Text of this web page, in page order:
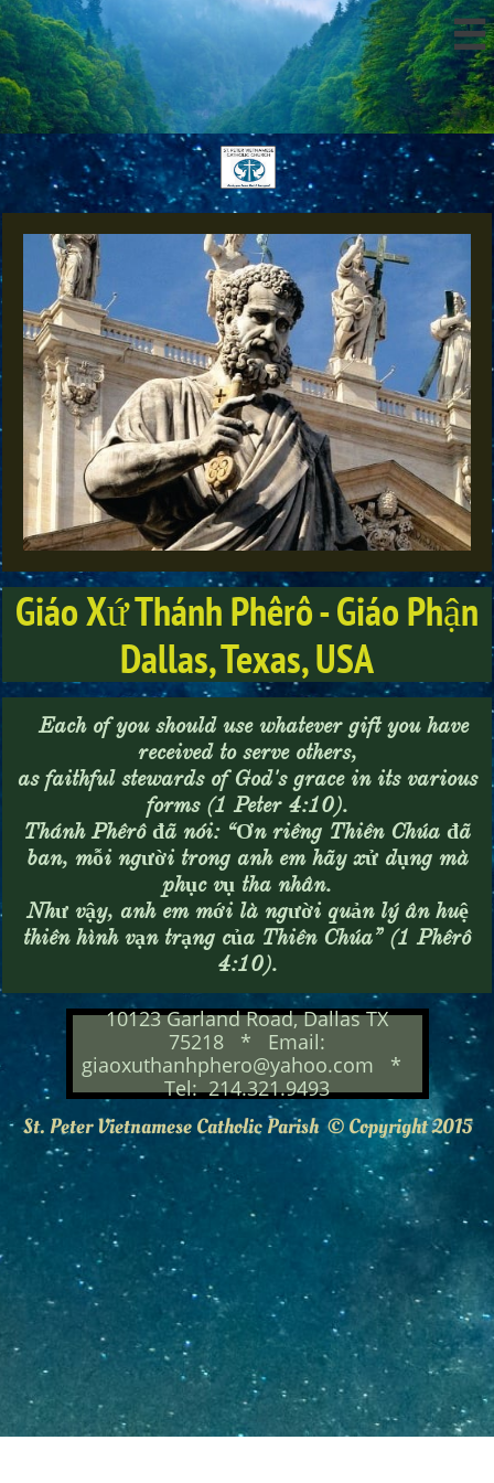

Giáo Xứ Thánh Phêrô - Giáo Phận
Dallas, Texas, USA
Each of you should use whatever gift you have
received to serve others,
as faithful stewards of God's grace in its various
forms (1 Peter 4:10).
Thánh Phêrô đã nói: “Ơn riêng Thiên Chúa đã
ban, mỗi người trong anh em hãy xử dụng mà
phục vụ tha nhân.
Như vậy, anh em mới là người quản lý ân huệ
thiên hình vạn trạng của Thiên Chúa” (1 Phêrô
4:10).
10123 Garland Road, Dallas TX
75218 * Email:
giaoxuthanhphero@yahoo.com *
Tel: 214.321.9493
St. Peter Vietnamese Catholic Parish © Copyright 2015